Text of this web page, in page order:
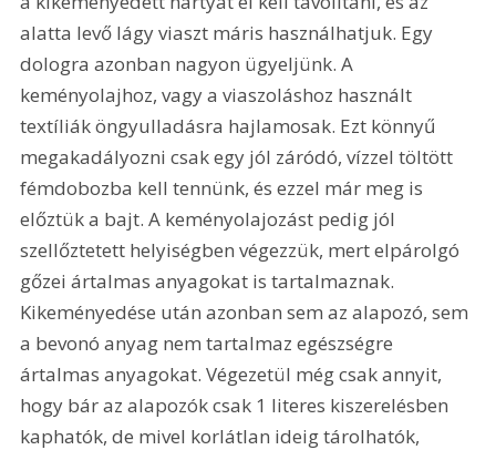
alatta levő lágy viaszt máris használhatjuk. Egy
dologra azonban nagyon ügyeljünk. A
keményolajhoz, vagy a viaszoláshoz használt
textíliák öngyulladásra hajlamosak. Ezt könnyű
megakadályozni csak egy jól záródó, vízzel töltött
fémdobozba kell tennünk, és ezzel már meg is
előztük a bajt. A keményolajozást pedig jól
szellőztetett helyiségben végezzük, mert elpárolgó
gőzei ártalmas anyagokat is tartalmaznak.
Kikeményedése után azonban sem az alapozó, sem
a bevonó anyag nem tartalmaz egészségre
ártalmas anyagokat. Végezetül még csak annyit,
hogy bár az alapozók csak 1 literes kiszerelésben
kaphatók, de mivel korlátlan ideig tárolhatók,